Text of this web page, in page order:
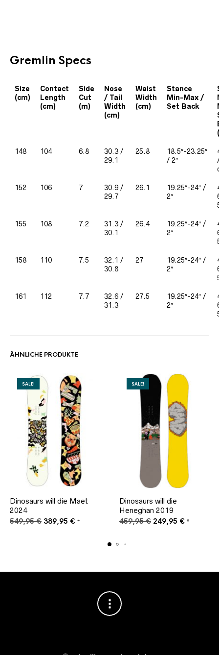
Gremlin Specs
Size
(cm)
Contact
Length
(cm)
Side
Cut
(m)
Nose
/ Tail
Width
(cm)
Waist
Width
(cm)
Stance
Min-Max /
Set Back
148 104 6.8
30.3 /
29.1
25.8
18.5″-23.25″
/ 2″
152 106 7
30.9 /
29.7
26.1
19.25″-24″ /
2″
155 108 7.2
31.3 /
30.1
26.4
19.25″-24″ /
2″
158 110 7.5
32.1 /
30.8
27
19.25″-24″ /
2″
161 112 7.7
32.6 /
31.3
27.5
19.25″-24″ /
2″
ÄHNLICHE PRODUKTE
SALE!
Dinosaurs will die Maet
2024
549,95€ Ursprünglicher
389,95 €Aktueller
389,95 €.
*
SALE!
Dinosaurs will die
Heneghan 2019
459,95€ Ursprünglicher
249,95 €Aktueller
*